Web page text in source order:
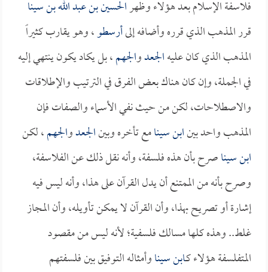
فلاسفة الإسلام بعد هؤلاء وظهرالحسين بن عبد الله بن سينا
قرر المذهب الذي قرره وأضافه إلىأرسطو، وهو يقارب كثيراً
المذهب الذي كان عليهالجعدوالجهم، بل يكاد يكون ينتهي إليه
في الجملة، وإن كان هناك بعض الفرق في الترتيب والإطلاقات
والاصطلاحات، لكن من حيث نفي الأسماء والصفات فإن
المذهب واحد بينابن سينامع تأخره وبينالجعدوالجهم، لكن
ابن سيناصرح بأن هذه فلسفة، وأنه نقل ذلك عن الفلاسفة،
وصرح بأنه من الممتنع أن يدل القرآن على هذا، وأنه ليس فيه
إشارة أو تصريح بهذا، وأن القرآن لا يمكن تأويله، وأن المجاز
غلط.. وهذه كلها مسالك فلسفية؛ لأنه ليس من مقصود
المتفلسفة هؤلاء كـابن سيناوأمثاله التوفيق بين فلسفتهم